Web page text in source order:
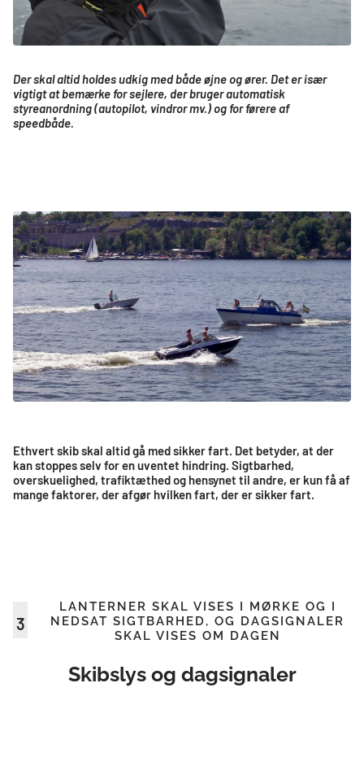
Der skal altid holdes udkig med både øjne og ører. Deter især
vigtigt at bemærke for sejlere, der brugerautomatisk
styreanordning (autopilot, vindror mv.) og for førere af
speedbåde.
Ethvert skib skal altid gå med sikker fart. Det betyder, at der
kan stoppes selv for en uventet hindring. Sigtbarhed,
overskuelighed, trafiktæthed og hensynet til andre, er kun få af
mange faktorer, der afgør hvilken fart, der er sikker fart.
3
LANTERNER SKAL VISES I MØRKE OG I
NEDSAT SIGTBARHED, OG DAGSIGNALER
SKAL VISES OM DAGEN
Skibslys og dagsignaler